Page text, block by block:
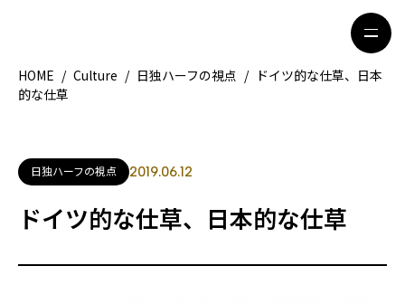
地域別ガイド
観光ガイド
留学＆キャリア
HOME / Culture / 日独ハーフの視点 / ドイツ的な仕草、日本
的な仕草
日独ハーフの視点 2019.06.12
ドイツ的な仕草、日本的な仕草